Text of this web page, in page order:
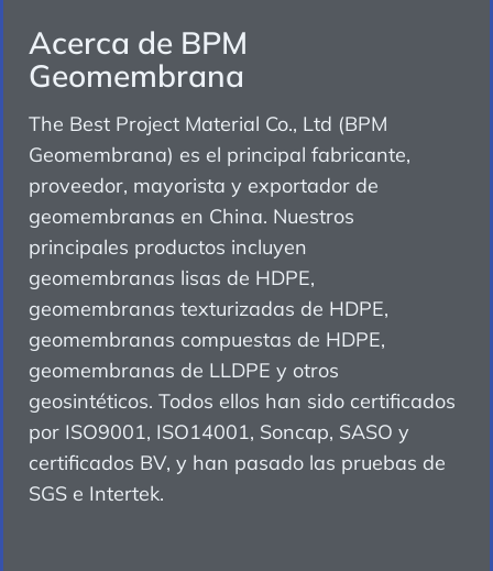
Acerca de BPM
Geomembrana
The Best Project Material Co., Ltd (BPM
Geomembrana) es el principal fabricante,
proveedor, mayorista y exportador de
geomembranas en China. Nuestros
principales productos incluyen
geomembranas lisas de HDPE,
geomembranas texturizadas de HDPE,
geomembranas compuestas de HDPE,
geomembranas de LLDPE y otros
geosintéticos. Todos ellos han sido certificados
por ISO9001, ISO14001, Soncap, SASO y
certificados BV, y han pasado las pruebas de
SGS e Intertek.